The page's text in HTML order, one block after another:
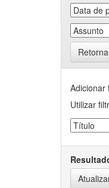
Adicionar
Utilizar